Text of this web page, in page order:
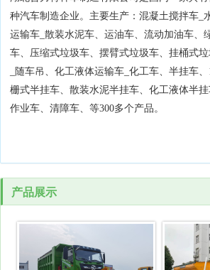
种汽车制造企业。主要生产：混凝土搅拌车_
运输车_散装水泥车、运油车、流动加油车、
车、压缩式垃圾车、摆臂式垃圾车、挂桶式
_随车吊、化工液体运输车_化工车、半挂车
栅式半挂车、散装水泥半挂车、化工液体半
作业车、清障车、等300多个产品。
产品展示